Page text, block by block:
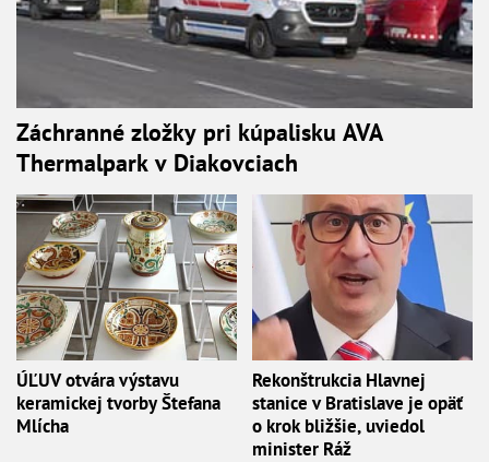
Záchranné zložky pri kúpalisku AVA
Thermalpark v Diakovciach
ÚĽUV otvára výstavu
keramickej tvorby Štefana
Mlícha
Rekonštrukcia Hlavnej
stanice v Bratislave je opäť
o krok bližšie, uviedol
minister Ráž